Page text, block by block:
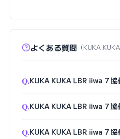
よくある質問 （KUKA
Q.KUKA KUKA LBR iiwa 7
Q.KUKA KUKA LBR iiwa 7
Q.KUKA KUKA LBR iiwa 7